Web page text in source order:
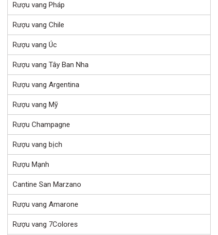
Rượu vang Pháp
Rượu vang Chile
Rượu vang Úc
Rượu vang Tây Ban Nha
Rượu vang Argentina
Rượu vang Mỹ
Rượu Champagne
Rượu vang bịch
Rượu Mạnh
Cantine San Marzano
Rượu vang Amarone
Rượu vang 7Colores